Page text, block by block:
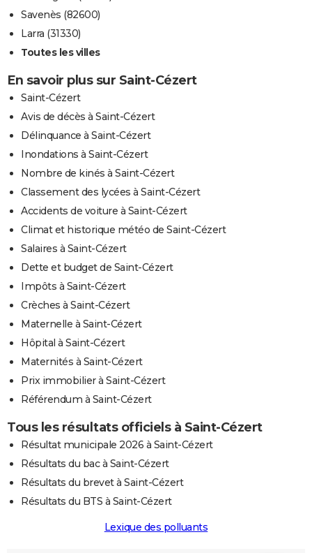
Savenès (82600)
Larra (31330)
Toutes les villes
En savoir plus sur Saint-Cézert
Saint-Cézert
Avis de décès à Saint-Cézert
Délinquance à Saint-Cézert
Inondations à Saint-Cézert
Nombre de kinés à Saint-Cézert
Classement des lycées à Saint-Cézert
Accidents de voiture à Saint-Cézert
Climat et historique météo de Saint-Cézert
Salaires à Saint-Cézert
Dette et budget de Saint-Cézert
Impôts à Saint-Cézert
Crèches à Saint-Cézert
Maternelle à Saint-Cézert
Hôpital à Saint-Cézert
Maternités à Saint-Cézert
Prix immobilier à Saint-Cézert
Référendum à Saint-Cézert
Tous les résultats officiels à Saint-Cézert
Résultat municipale 2026 à Saint-Cézert
Résultats du bac à Saint-Cézert
Résultats du brevet à Saint-Cézert
Résultats du BTS à Saint-Cézert
Lexique des polluants